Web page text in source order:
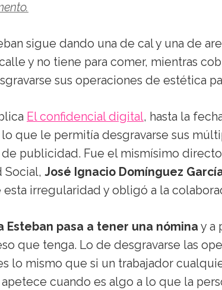
sigue dando una de cal y una de
y no tiene para comer, mientras
sus operaciones de estética
El confidencial digital, hasta la
que le permitía desgravarse sus
de publicidad. Fue el mismísimo
Social, José Ignacio Domínguez
irregularidad y obligó a la
Esteban pasa a tener una nómina y a
que tenga. Lo de desgravarse las
lo mismo que si un trabajador
cuando es algo a lo que la